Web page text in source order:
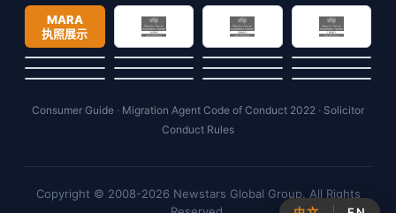
MARA
执照展示
Consumer Guide · Migration Agent Code of Conduct 2022 · Solicitor
Conduct Rules
Copyright © 2008-2026 Newstars Global Group. All Rights